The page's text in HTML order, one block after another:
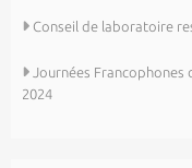
Conseil de laboratoire
Journées Francophones
2024